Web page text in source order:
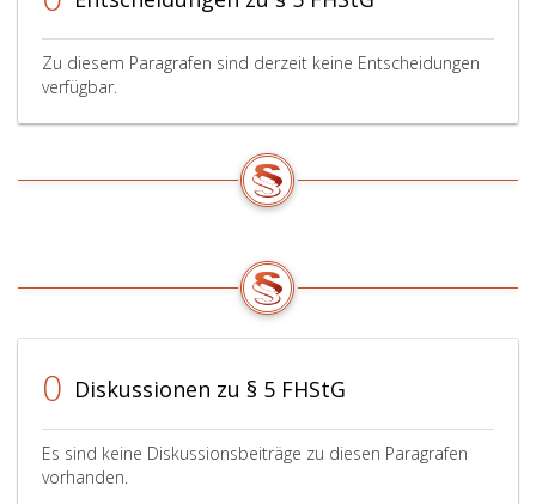
Zu diesem Paragrafen sind derzeit keine Entscheidungen
verfügbar.
0 Diskussionen zu § 5 FHStG
Es sind keine Diskussionsbeiträge zu diesen Paragrafen
vorhanden.